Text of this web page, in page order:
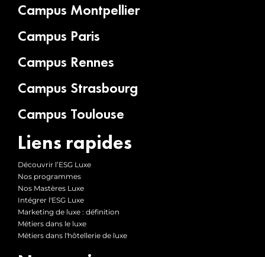
Campus Montpellier
Campus Paris
Campus Rennes
Campus Strasbourg
Campus Toulouse
Liens rapides
Découvrir l’ESG Luxe
Nos programmes
Nos Mastères Luxe
Intégrer l'ESG Luxe
Marketing de luxe : définition
Métiers dans le luxe
Métiers dans l'hôtellerie de luxe